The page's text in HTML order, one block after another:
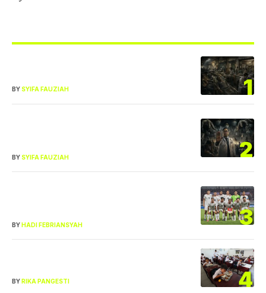
BY SYIFA FAUZIAH 1
BY SYIFA FAUZIAH 2
BYHADI FEBRIANSYAH 3
BYRIKA PANGESTI 4